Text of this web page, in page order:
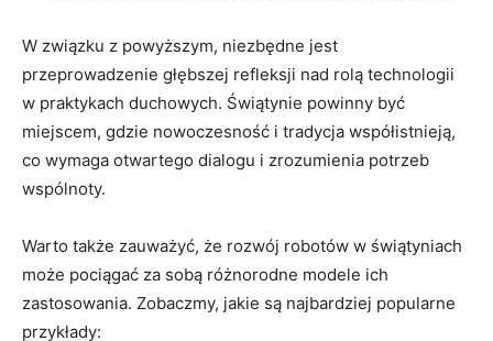
W związku z powyższym, niezbędne jest
przeprowadzenie głębszej refleksji nad rolą technologii
w praktykach duchowych. Świątynie powinny być
miejscem, gdzie nowoczesność i tradycja współistnieją,
co wymaga otwartego dialogu i zrozumienia potrzeb
wspólnoty.
Warto także zauważyć, że rozwój robotów w świątyniach
może pociągać za sobą różnorodne modele ich
zastosowania. Zobaczmy, jakie są najbardziej popularne
przykłady: